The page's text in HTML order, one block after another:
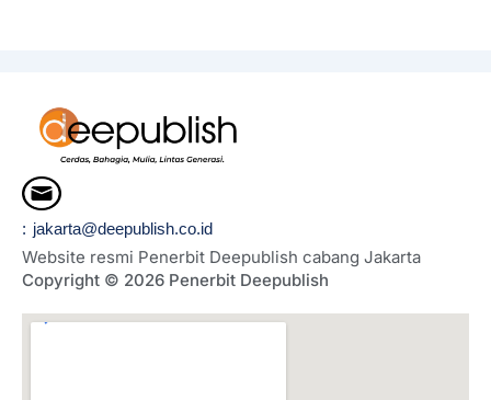
: jakarta@deepublish.co.id
Website resmi Penerbit Deepublish cabang Jakarta
Copyright © 2026 Penerbit Deepublish